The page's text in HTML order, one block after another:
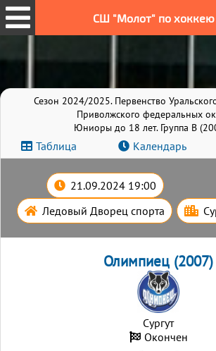
СШ "Молот" по хоккею
Сезон 2024/2025. Первенство
Приволжского федеральных
Юниоры до 18 лет. Группа B
Таблица Календарь
21.09.2024 19:00
Ледовый Дворец спорта
Олимпиец (2007)
Сургут
Окончен